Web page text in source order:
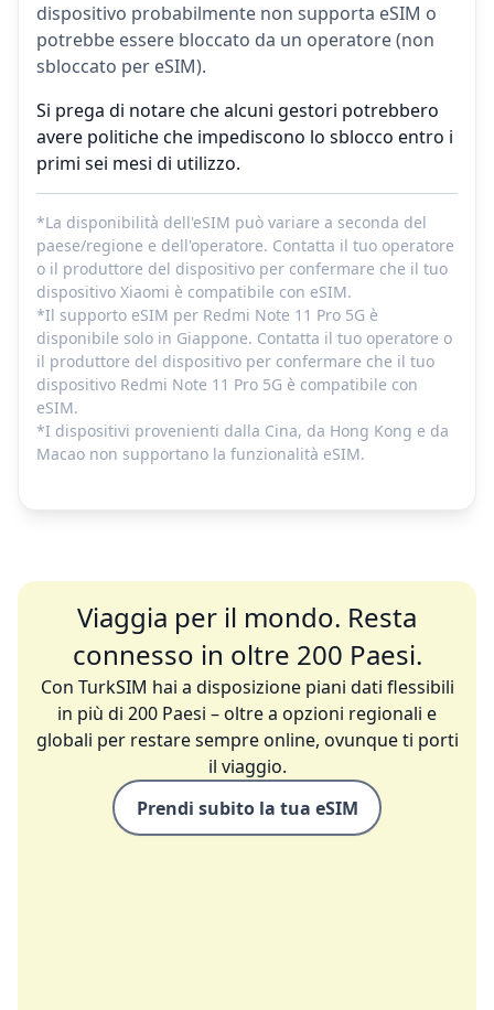
dispositivo probabilmente non supporta eSIM o
potrebbe essere bloccato da un operatore (non
sbloccato per eSIM).
Si prega di notare che alcuni gestori potrebbero
avere politiche che impediscono lo sblocco entro i
primi sei mesi di utilizzo.
*La disponibilità dell'eSIM può variare a seconda del
paese/regione e dell'operatore. Contatta il tuo operatore
o il produttore del dispositivo per confermare che il tuo
dispositivo Xiaomi è compatibile con eSIM.
*Il supporto eSIM per Redmi Note 11 Pro 5G è
disponibile solo in Giappone. Contatta il tuo operatore o
il produttore del dispositivo per confermare che il tuo
dispositivo Redmi Note 11 Pro 5G è compatibile con
eSIM.
*I dispositivi provenienti dalla Cina, da Hong Kong e da
Macao non supportano la funzionalità eSIM.
Viaggia per il mondo. Resta
connesso in oltre 200 Paesi.
Con TurkSIM hai a disposizione piani dati flessibili
in più di 200 Paesi – oltre a opzioni regionali e
globali per restare sempre online, ovunque ti porti
il viaggio.
Prendi subito la tua eSIM